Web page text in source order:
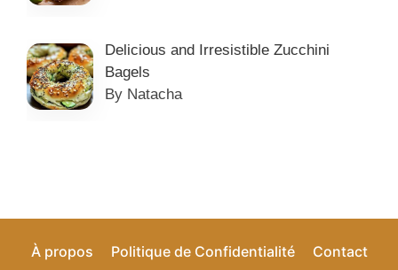
Delicious and Irresistible Zucchini
Bagels
By Natacha
À propos Politique de Confidentialité Contact